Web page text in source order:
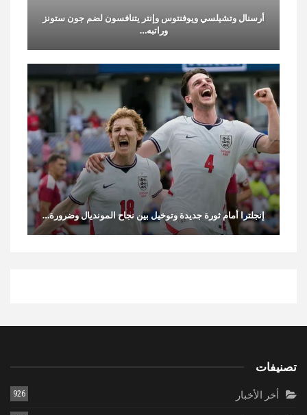
أرسنال وتشيلسي ويوفنتوس وإنتر يتنافسون لضم جون ستونز
وراتبه…
إنجلترا أمام ثورة جديدة وتوخيل بين نجاح المونديال وضرورة…
تصنيفات
أخر الأخبار 926